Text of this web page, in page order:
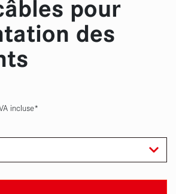
pour
des
incluse*